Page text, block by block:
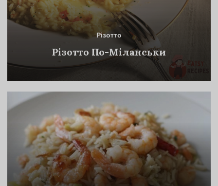
Різотто
Різотто По-Міланськи